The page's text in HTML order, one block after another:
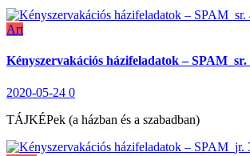
Art
Kényszervakációs házifeladatok – SPAM_sr.
2020-05-24 0
TÁJKÉPek (a házban és a szabadban)